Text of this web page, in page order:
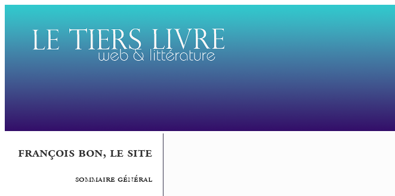
françois bon, le site
sommaire général